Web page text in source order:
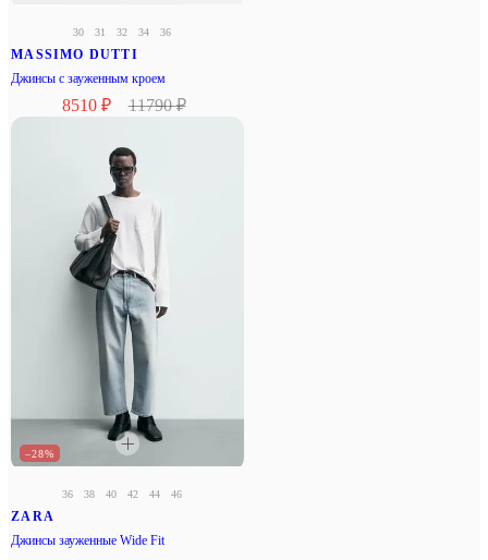
30 31 32 34 36
MASSIMO DUTTI
Джинсы с зауженным кроем
8510 ₽ 11790 ₽
–28%
36 38 40 42 44 46
ZARA
Джинсы зауженные Wide Fit